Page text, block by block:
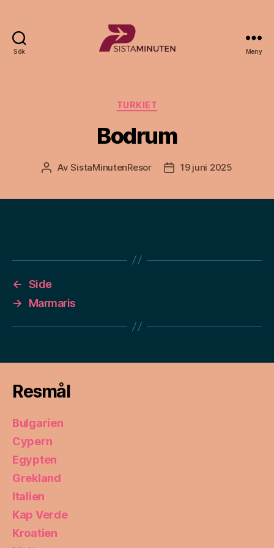
Sök Meny
Kategorier
TURKIET
Bodrum
Inläggsförfattare
AvSistaMinutenResor Inläggsdatum
19 juni 2025
← Side
→
Marmaris
Resmål
Bulgarien
Cypern
Egypten
Grekland
Italien
Kap Verde
Kroatien